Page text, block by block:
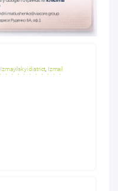
Izmayilskyi district, Izmail